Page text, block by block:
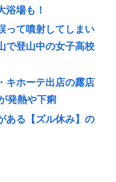
場も！
って噴射してしまい
で登山中の女子高校
キホーテ出店の露店
発熱や下痢
ある【ズル休み】の
綿を詰めまくって